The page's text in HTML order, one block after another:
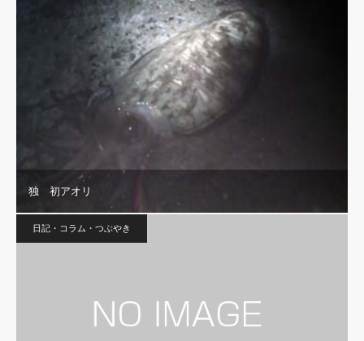
独 初アオリ
日記・コラム・つぶやき